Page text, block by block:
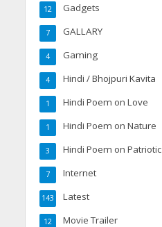
Gadgets
12
GALLARY
7
Gaming
4
Hindi / Bhojpuri Kavita
4
Hindi Poem on Love
1
Hindi Poem on Nature
1
Hindi Poem on Patriotic
3
Internet
7
Latest
143
Movie Trailer
12